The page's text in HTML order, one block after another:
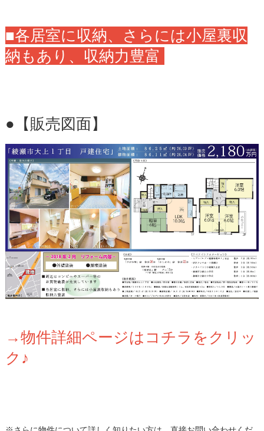
■各居室に収納、さらには小屋裏収
納もあり、収納力豊富
●【販売図面】
→物件詳細ページはコチラをクリッ
ク♪